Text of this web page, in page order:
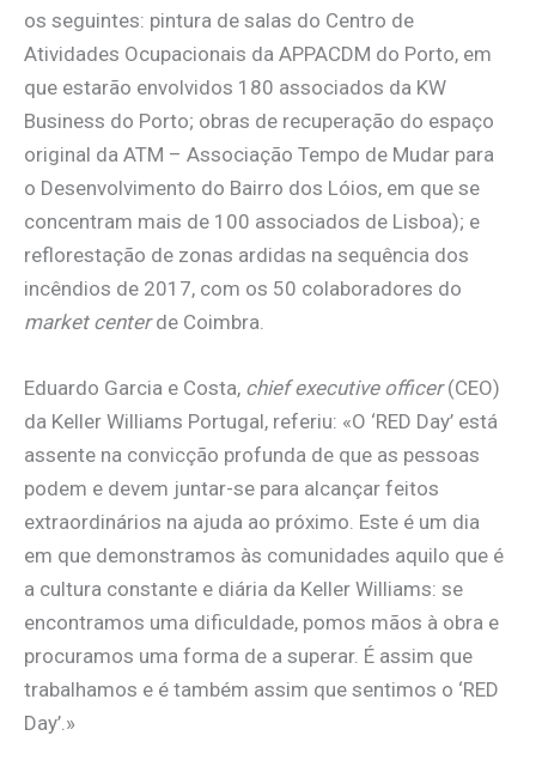
os seguintes: pintura de salas do Centro de
Atividades Ocupacionais da APPACDM do Porto, em
que estarão envolvidos 180 associados da KW
Business do Porto; obras de recuperação do espaço
original da ATM – Associação Tempo de Mudar para
o Desenvolvimento do Bairro dos Lóios, em que se
concentram mais de 100 associados de Lisboa); e
reflorestação de zonas ardidas na sequência dos
incêndios de 2017, com os 50 colaboradores do
market centerde Coimbra.
Eduardo Garcia e Costa, chief executive officer(CEO)
da Keller Williams Portugal, referiu: «O ‘RED Day’ está
assente na convicção profunda de que as pessoas
podem e devem juntar-se para alcançar feitos
extraordinários na ajuda ao próximo. Este é um dia
em que demonstramos às comunidades aquilo que é
a cultura constante e diária da Keller Williams: se
encontramos uma dificuldade, pomos mãos à obra e
procuramos uma forma de a superar. É assim que
trabalhamos e é também assim que sentimos o ‘RED
Day’.»